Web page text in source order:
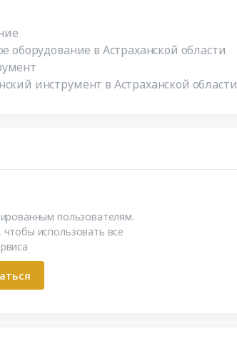
в Астраханской области
инструмент в Астраханской области
пользователям.
использовать все